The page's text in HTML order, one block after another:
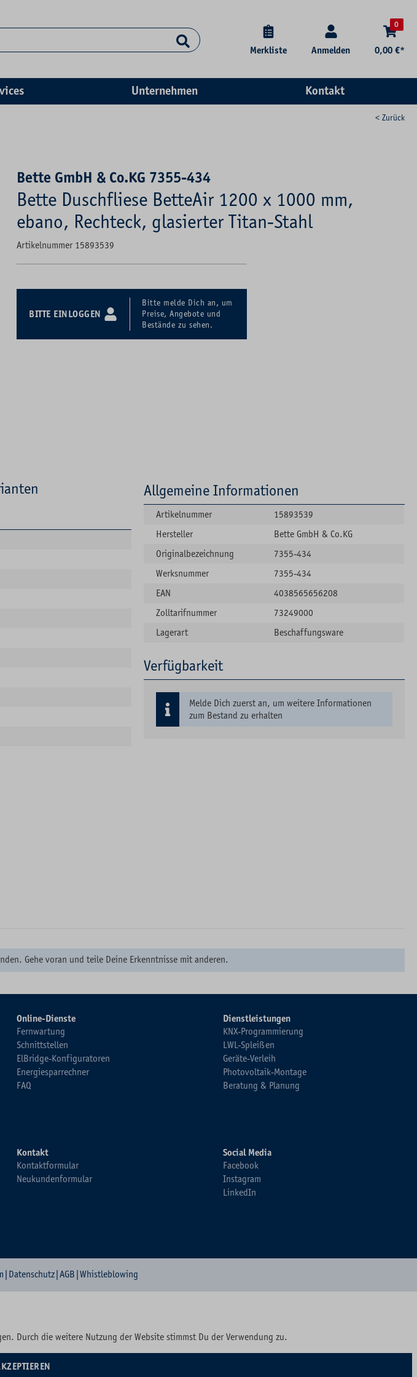
Merkliste Anmelden
0
0,00 €*
Unternehmen Kontakt
< Zurück
Bette GmbH & Co.KG 7355-434
Bette Duschfliese BetteAir 1200 x 1000 mm,
ebano, Rechteck, glasierter Titan-Stahl
Artikelnummer 15893539
BITTE EINLOGGEN
Bitte melde Dich an, um
Preise, Angebote und
Bestände zu sehen.
Allgemeine Informationen
Artikelnummer
15893539
Hersteller
Bette GmbH & Co.KG
Originalbezeichnung
7355-434
Werksnummer
7355-434
EAN
4038565656208
Zolltarifnummer
73249000
Lagerart
Beschaffungsware
Verfügbarkeit
Melde Dich zuerst an, um weitere Informationen
zum Bestand zu erhalten
Gehe voran und teile Deine Erkenntnisse mit anderen.
Online-Dienste
Fernwartung
Schnittstellen
ElBridge-Konfiguratoren
Energiesparrechner
FAQ
Dienstleistungen
KNX-Programmierung
LWL-Spleißen
Geräte-Verleih
Photovoltaik-Montage
Beratung & Planung
Kontakt
Kontaktformular
Neukundenformular
Social Media
Facebook
Instagram
LinkedIn
Datenschutz AGB Whistleblowing
Durch die weitere Nutzung der Website stimmst Du der Verwendung zu.